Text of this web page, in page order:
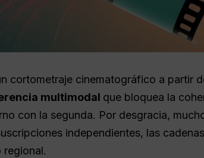
cortometraje cinematográfico a partir
multimodal que bloquea la
con la segunda. Por desgracia,
independientes, las
regional.